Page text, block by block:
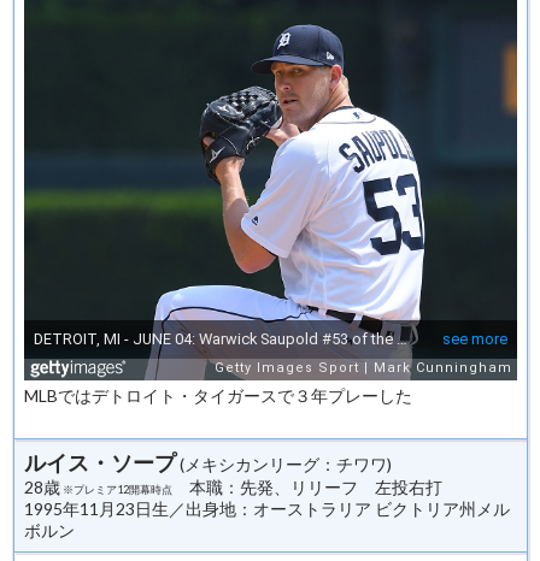
MLBではデトロイト・タイガースで３年プレーした
ルイス・ソープ(メキシカンリーグ：チワワ)
28歳 ※プレミア12開幕時点
本職：先発、リリーフ 左投右打
1995年11月23日生／出身地：オーストラリア ビクトリア州メル
ボルン